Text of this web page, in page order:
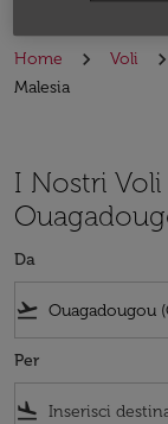
Home Voli
Malesia
I Nostri
Da
flight_takeoff
Per
flight_land